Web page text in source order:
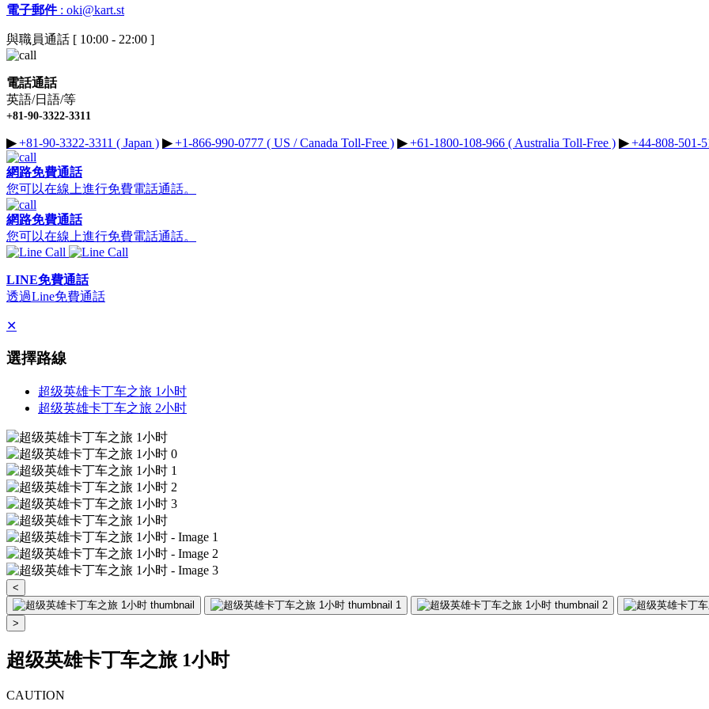
電子郵件: oki@kart.st
與職員通話 [ 10:00 - 22:00 ]
電話通話
英語/日語/等
+81-90-3322-3311
▶︎+81-90-3322-3311 ( Japan ) ▶︎+1-866-990-0777 ( US / Canada Toll-Free ) ▶︎+61-1800-108-966 ( Australia Toll-Free ) ▶︎+44-808-501-
網路免費通話
您可以在線上進行免費電話通話。
網路免費通話
您可以在線上進行免費電話通話。
LINE免費通話
透過Line免費通話
✕
選擇路線
超级英雄卡丁车之旅 1小时
超级英雄卡丁车之旅 2小时
<
>
超级英雄卡丁车之旅 1小时
CAUTION